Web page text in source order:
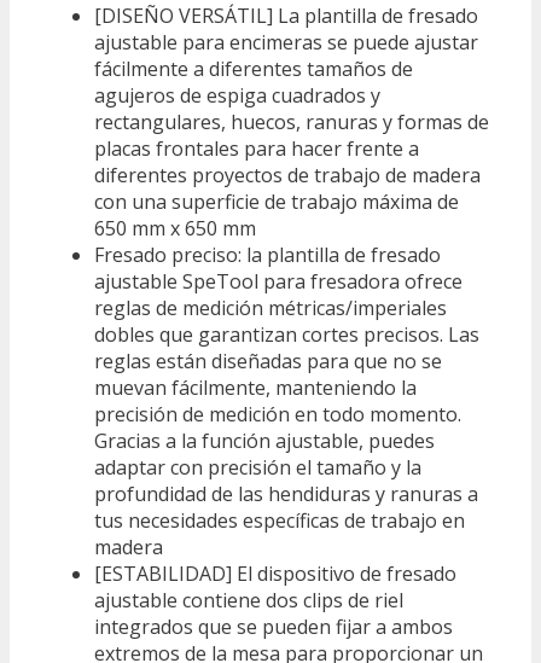
[DISEÑO VERSÁTIL] La plantilla de fresado
ajustable para encimeras se puede ajustar
fácilmente a diferentes tamaños de
agujeros de espiga cuadrados y
rectangulares, huecos, ranuras y formas de
placas frontales para hacer frente a
diferentes proyectos de trabajo de madera
con una superficie de trabajo máxima de
650 mm x 650 mm
Fresado preciso: la plantilla de fresado
ajustable SpeTool para fresadora ofrece
reglas de medición métricas/imperiales
dobles que garantizan cortes precisos. Las
reglas están diseñadas para que no se
muevan fácilmente, manteniendo la
precisión de medición en todo momento.
Gracias a la función ajustable, puedes
adaptar con precisión el tamaño y la
profundidad de las hendiduras y ranuras a
tus necesidades específicas de trabajo en
madera
[ESTABILIDAD] El dispositivo de fresado
ajustable contiene dos clips de riel
integrados que se pueden fijar a ambos
extremos de la mesa para proporcionar un